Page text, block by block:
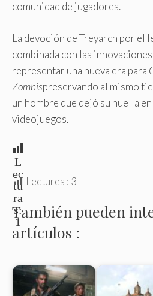
comunidad de jugadores.
La devoción de Treyarch por el
combinada con las
representar una nueva era para
Zombispreservando al mismo
un hombre que dejó su huella
videojuegos.
L
ec
tu
ra
s:
1
Lectures : 3
También pueden
artículos :